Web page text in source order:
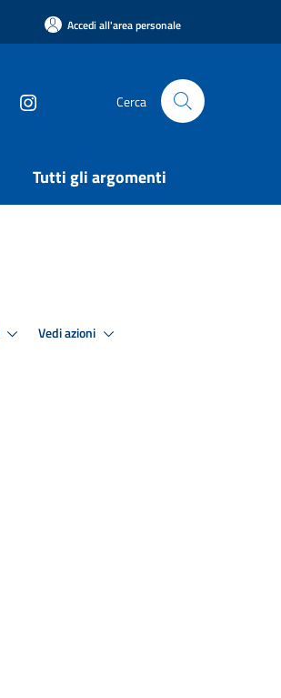
Accedi all'area personale
Cerca
Tutti gli argomenti
Vedi azioni